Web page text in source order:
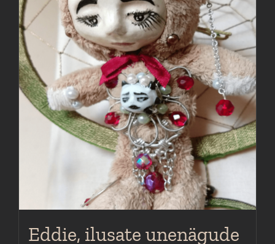
Eddie, ilusate unenägude